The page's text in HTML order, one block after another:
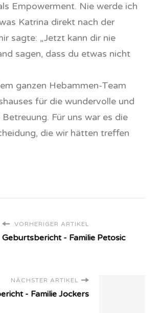
Empowerment. Nie werde ich
Katrina direkt nach der
sagte: „Jetzt kann dir nie
sagen, dass du etwas nicht
ganzen Hebammen-Team
für die wundervolle und
Für uns war es die
die wir hätten treffen
VORHERIGER ARTIKEL
Geburtsbericht - Familie Petosic
NÄCHSTER ARTIKEL
- Familie Jockers